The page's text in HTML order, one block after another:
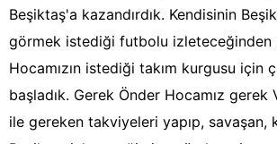
Beşiktaş'a kazandırdık. Kendisinin
görmek istediği futbolu izleteceğinden
Hocamızın istediği takım kurgusu için
başladık. Gerek Önder Hocamız
ile gereken takviyeleri yapıp, savaşan,